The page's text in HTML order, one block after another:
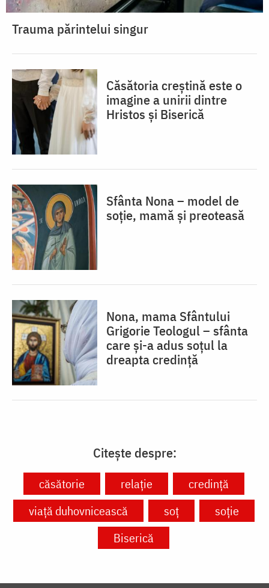
Trauma părintelui singur
Căsătoria creștină este o
imagine a unirii dintre
Hristos și Biserică
Sfânta Nona – model de
soție, mamă și preoteasă
Nona, mama Sfântului
Grigorie Teologul – sfânta
care și-a adus soțul la
dreapta credință
Citește despre:
căsătorie relație
credință
viață duhovnicească
soț
soție
Biserică